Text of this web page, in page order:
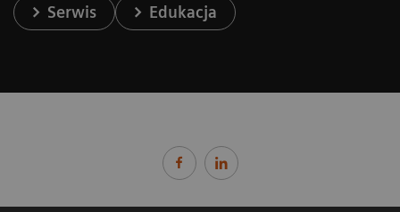
Serwis Edukacja